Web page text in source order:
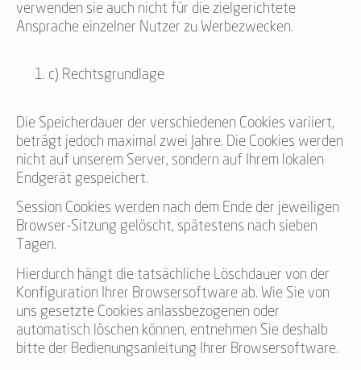
verwenden sie auch nicht für die zielgerichtete
Ansprache einzelner Nutzer zu Werbezwecken.
c) Rechtsgrundlage
Die Speicherdauer der verschiedenen Cookies variiert,
beträgt jedoch maximal zwei Jahre. Die Cookies werden
nicht auf unserem Server, sondern auf Ihrem lokalen
Endgerät gespeichert.
Session Cookies werden nach dem Ende der jeweiligen
Browser-Sitzung gelöscht, spätestens nach sieben
Tagen.
Hierdurch hängt die tatsächliche Löschdauer von der
Konfiguration Ihrer Browsersoftware ab. Wie Sie von
uns gesetzte Cookies anlassbezogenen oder
automatisch löschen können, entnehmen Sie deshalb
bitte der Bedienungsanleitung Ihrer Browsersoftware.